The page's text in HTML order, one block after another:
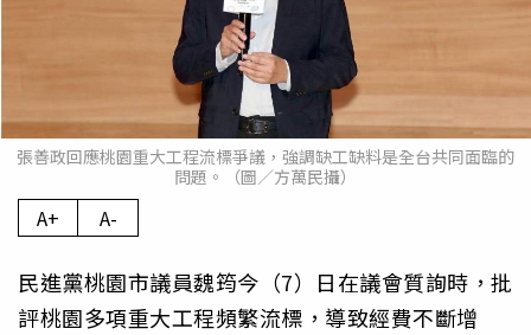
張善政回應桃園重大工程流標爭議，強調缺工缺料是全台共同面臨的
問題。（圖／方萬民攝）
A+ A-
民進黨桃園市議員魏筠今（7）日在議會質詢時，批
評桃園多項重大工程頻繁流標，導致經費不斷增